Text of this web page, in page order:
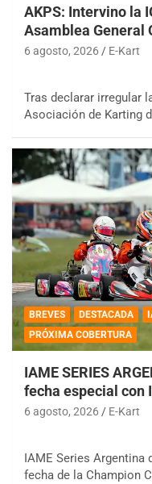
AKPS: Intervino la
Asamblea General
6 agosto, 2026 E-Kart
Tras declarar irregular
Asociación de Karting
BREVES DESTACADA
PRÓXIMA COBERTURA
IAME SERIES
fecha especial con
6 agosto, 2026 E-Kart
IAME Series Argentina
fecha de la Champion